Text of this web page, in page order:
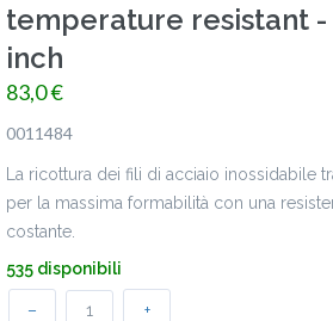
temperature resistant
inch
83,0 €
0011484
La ricottura dei fili di acciaio inossidabile
per la massima formabilità con una
costante.
535 disponibili
– +